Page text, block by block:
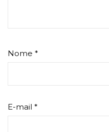
Nome *
E-mail *